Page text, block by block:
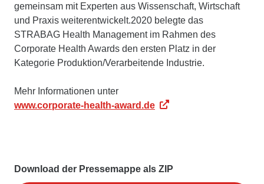
gemeinsam mit Experten aus Wissenschaft, Wirtschaft
und Praxis weiterentwickelt.2020 belegte das
STRABAG Health Management im Rahmen des
Corporate Health Awards den ersten Platz in der
Kategorie Produktion/Verarbeitende Industrie.
Mehr Informationen unter
www.corporate-health-award.de
Download der Pressemappe als ZIP